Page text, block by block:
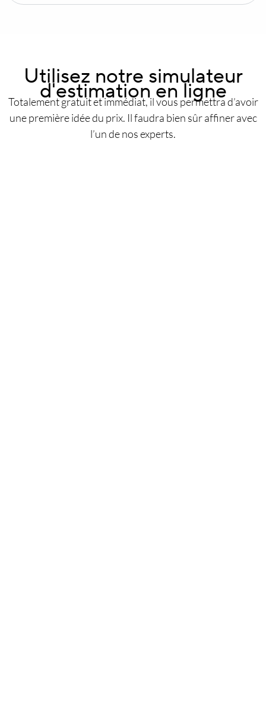
Utilisez notre simulateur
d'estimation en ligne
Totalement gratuit et immédiat, il vous permettra d’avoir
une première idée du prix. Il faudra bien sûr affiner avec
l’un de nos experts.